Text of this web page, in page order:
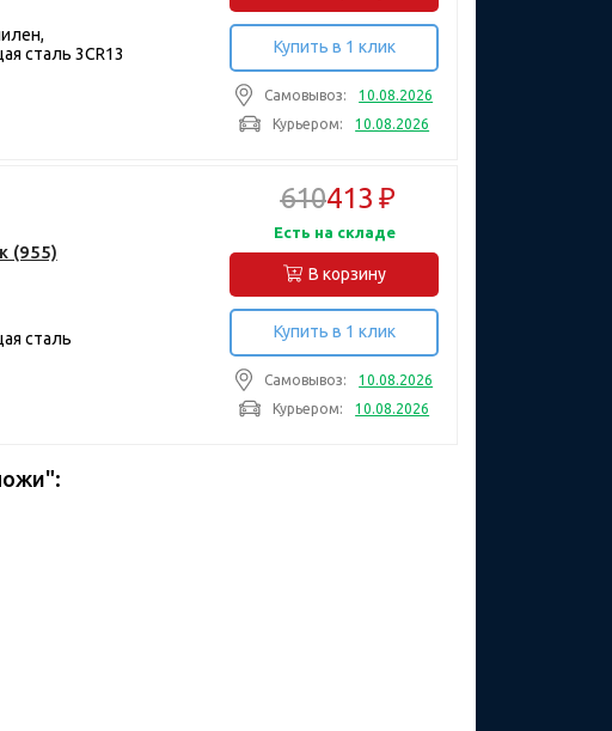
сталь 3CR13
Купить в 1 клик
Самовывоз:
10.08.2026
Курьером:
10.08.2026
(955)
сталь
610413 ₽
Есть на складе
В корзину
Купить в 1 клик
Самовывоз:
10.08.2026
Курьером:
10.08.2026